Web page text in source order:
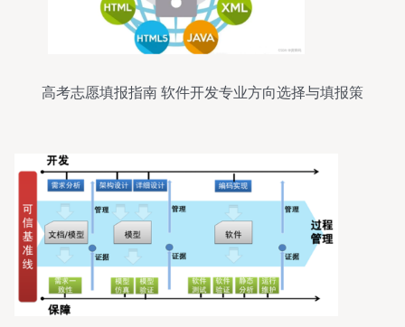
高考志愿填报指南 软件开发专业方向选择与填报策